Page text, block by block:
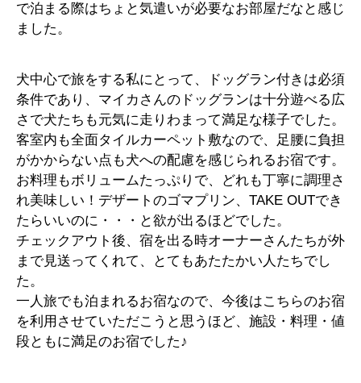
で泊まる際はちょと気遣いが必要なお部屋だなと感じ
ました。
犬中心で旅をする私にとって、ドッグラン付きは必須
条件であり、マイカさんのドッグランは十分遊べる広
さで犬たちも元気に走りわまって満足な様子でした。
客室内も全面タイルカーペット敷なので、足腰に負担
がかからない点も犬への配慮を感じられるお宿です。
お料理もボリュームたっぷりで、どれも丁寧に調理さ
れ美味しい！デザートのゴマプリン、TAKE OUTでき
たらいいのに・・・と欲が出るほどでした。
チェックアウト後、宿を出る時オーナーさんたちが外
まで見送ってくれて、とてもあたたかい人たちでし
た。
一人旅でも泊まれるお宿なので、今後はこちらのお宿
を利用させていただこうと思うほど、施設・料理・値
段ともに満足のお宿でした♪